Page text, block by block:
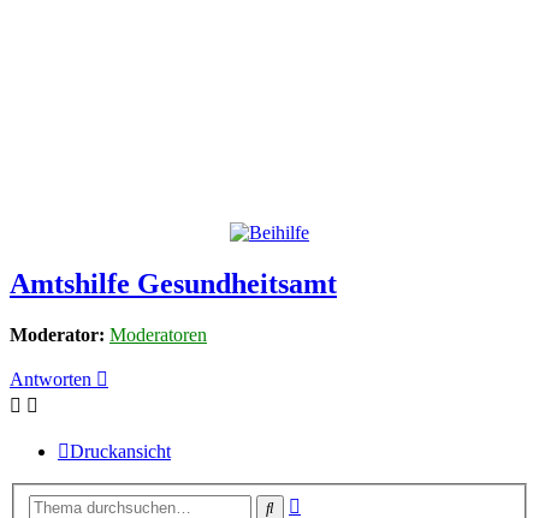
Amtshilfe Gesundheitsamt
Moderator: Moderatoren
Antworten
Druckansicht
Suche